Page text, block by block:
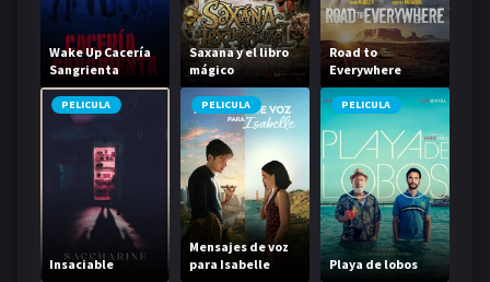
Wake Up Cacería
Sangrienta
Saxana y el libro
mágico
Road to
Everywhere
PELICULA
Insaciable
PELICULA
Mensajes de voz
para Isabelle
PELICULA
Playa de lobos